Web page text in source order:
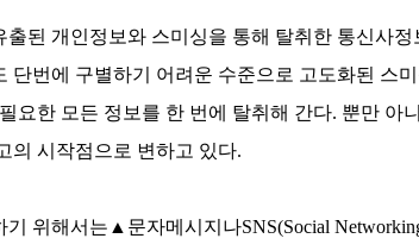
출된 개인정보와 스미싱을 통해 탈취한 통신사
단번에 구별하기 어려운 수준으로 고도화된 스
요한 모든 정보를 한 번에 탈취해 간다. 뿐만
의 시작점으로 변하고 있다.
기 위해서는▲문자메시지나SNS(Social